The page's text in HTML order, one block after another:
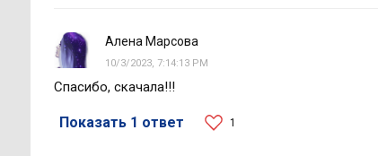
Алена Марсова
10/3/2023, 7:14:13 PM
Спасибо, скачала!!!
Показать 1 ответ 1